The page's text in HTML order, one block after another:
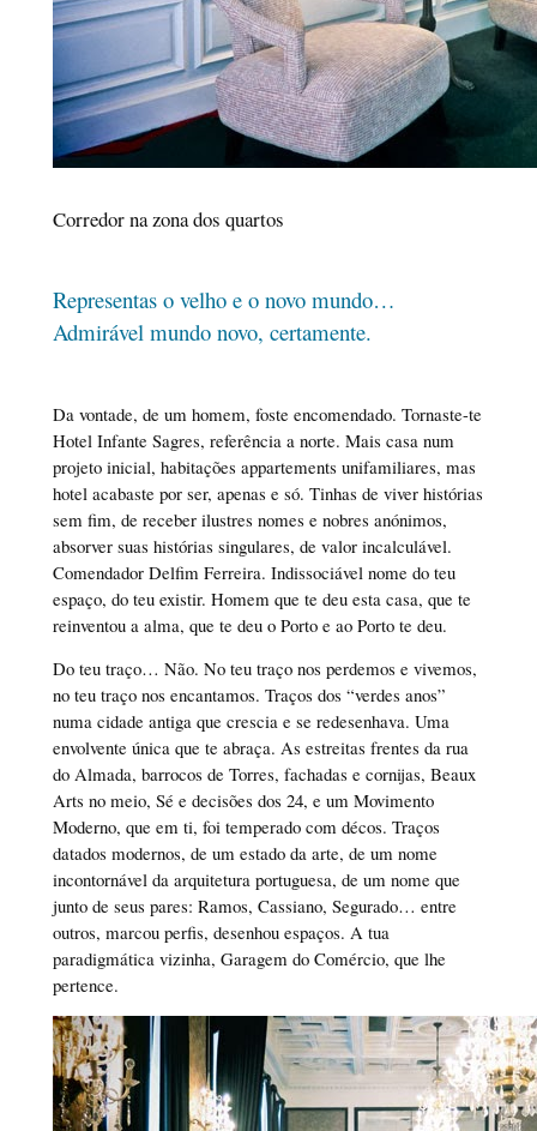
Corredor na zona dos quartos
Representas o velho e o novo mundo…
Admirável mundo novo, certamente.
Da vontade, de um homem, foste encomendado. Tornaste-te
Hotel Infante Sagres, referência a norte. Mais casa num
projeto inicial, habitações appartements unifamiliares, mas
hotel acabaste por ser, apenas e só. Tinhas de viver histórias
sem fim, de receber ilustres nomes e nobres anónimos,
absorver suas histórias singulares, de valor incalculável.
Comendador Delfim Ferreira. Indissociável nome do teu
espaço, do teu existir. Homem que te deu esta casa, que te
reinventou a alma, que te deu o Porto e ao Porto te deu.
Do teu traço… Não. No teu traço nos perdemos e vivemos,
no teu traço nos encantamos. Traços dos “verdes anos”
numa cidade antiga que crescia e se redesenhava. Uma
envolvente única que te abraça. As estreitas frentes da rua
do Almada, barrocos de Torres, fachadas e cornijas, Beaux
Arts no meio, Sé e decisões dos 24, e um Movimento
Moderno, que em ti, foi temperado com décos. Traços
datados modernos, de um estado da arte, de um nome
incontornável da arquitetura portuguesa, de um nome que
junto de seus pares: Ramos, Cassiano, Segurado… entre
outros, marcou perfis, desenhou espaços. A tua
paradigmática vizinha, Garagem do Comércio, que lhe
pertence.